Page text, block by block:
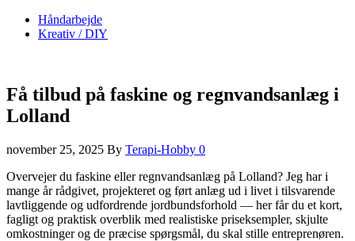
Håndarbejde
Kreativ / DIY
Få tilbud på faskine og regnvandsanlæg i
Lolland
november 25, 2025 By Terapi-Hobby 0
Overvejer du faskine eller regnvandsanlæg på Lolland? Jeg har i
mange år rådgivet, projekteret og ført anlæg ud i livet i tilsvarende
lavtliggende og udfordrende jordbundsforhold — her får du et kort,
fagligt og praktisk overblik med realistiske priseksempler, skjulte
omkostninger og de præcise spørgsmål, du skal stille entreprenøren.